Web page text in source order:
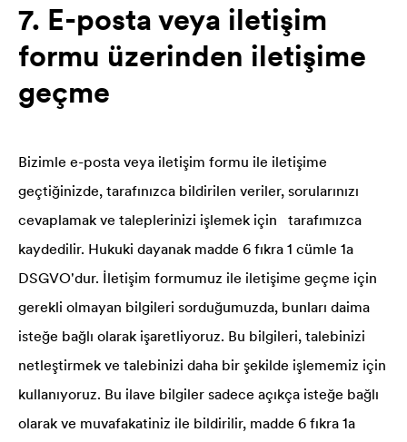
7. E-posta veya iletişim
formu üzerinden iletişime
geçme
Bizimle e-posta veya iletişim formu ile iletişime
geçtiğinizde, tarafınızca bildirilen veriler, sorularınızı
cevaplamak ve taleplerinizi işlemek için tarafımızca
kaydedilir. Hukuki dayanak madde 6 fıkra 1 cümle 1a
DSGVO'dur. İletişim formumuz ile iletişime geçme için
gerekli olmayan bilgileri sorduğumuzda, bunları daima
isteğe bağlı olarak işaretliyoruz. Bu bilgileri, talebinizi
netleştirmek ve talebinizi daha bir şekilde işlememiz için
kullanıyoruz. Bu ilave bilgiler sadece açıkça isteğe bağlı
olarak ve muvafakatiniz ile bildirilir, madde 6 fıkra 1a